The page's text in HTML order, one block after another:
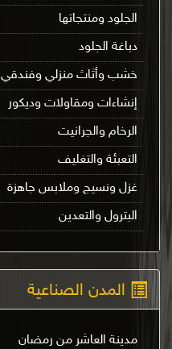
الجلود ومنتجاتها
دباغة الجلود
خشب وأثاث منزلي وفندقي
إنشاءات ومقاولات وديكور
الرخام والجرانيت
التعبئة والتغليف
غزل ونسيج وملابس جاهزة
البترول والتعدين
المدن الصناعية
مدينة العاشر من رمضان